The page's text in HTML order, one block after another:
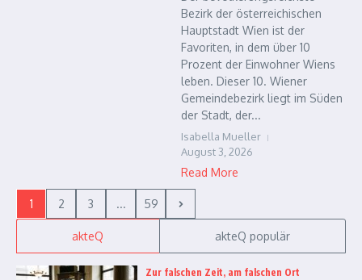
Bezirk der österreichischen
Hauptstadt Wien ist der
Favoriten, in dem über 10
Prozent der Einwohner Wiens
leben. Dieser 10. Wiener
Gemeindebezirk liegt im Süden
der Stadt, der...
Isabella Mueller
August 3, 2026
Read More
1 2 3 ... 59
akteQ akteQ populär
Zur falschen Zeit, am falschen Ort